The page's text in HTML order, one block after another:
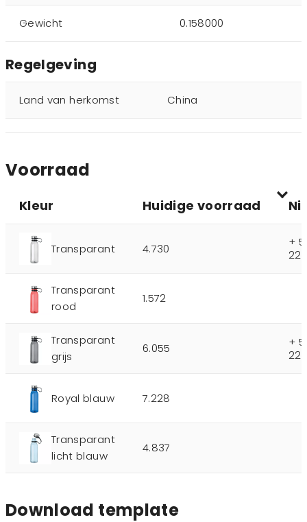
Gewicht 0.158000
Regelgeving
Land van herkomst China
Voorraad
Kleur Huidige voorraad
Transparant 4.730
+
Transparant
rood
1.572
Transparant
grijs
6.055
+
Royal blauw 7.228
Transparant
licht blauw
4.837
Download template